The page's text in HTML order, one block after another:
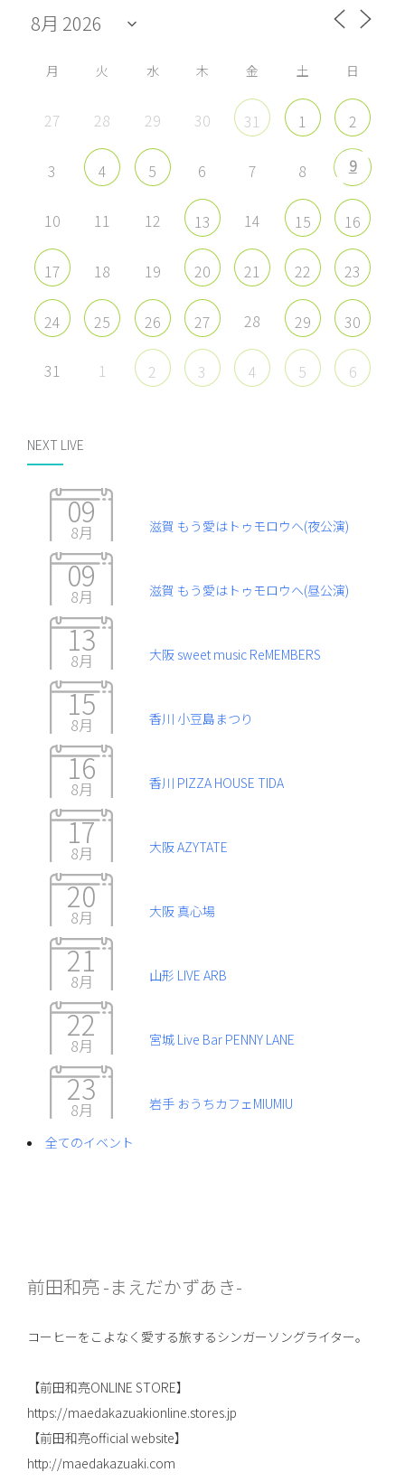
を
Facebook
示
を
Twitter
を
Instagram
YouTube
示
月 火 水 木 金 土 日
27 28 29 30 31 1 2
3 4 5 6 7 8 9
10 11 12 13 14 15 16
17 18 19 20 21 22 23
24 25 26 27 28 29 30
31 1 2 3 4 5 6
NEXT LIVE
09
8月 滋賀 もう愛はトゥモロウヘ(夜公演)
09
8月 滋賀 もう愛はトゥモロウヘ(昼公演)
13
8月 大阪 sweet music ReMEMBERS
15
8月 香川 小豆島まつり
16
8月 香川 PIZZA HOUSE TIDA
17
8月 大阪 AZYTATE
20
8月 大阪 真心場
21
8月 山形 LIVE ARB
22
8月 宮城 Live Bar PENNY LANE
23
8月 岩手 おうちカフェMIUMIU
全てのイベント
前田和亮 -まえだかずあき-
コーヒーをこよなく愛する旅するシンガーソングライター。
【前田和亮ONLINE STORE】
https://maedakazuakionline.stores.jp
【前田和亮official website】
http://maedakazuaki.com